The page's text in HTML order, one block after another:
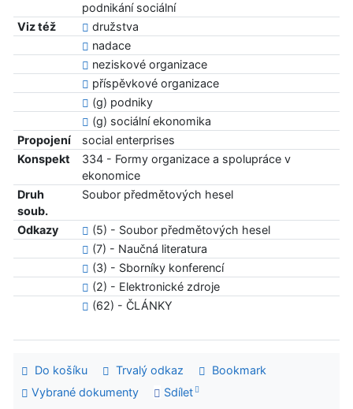
podnikání sociální
Viz též
družstva
nadace
neziskové organizace
příspěvkové organizace
(g) podniky
(g) sociální ekonomika
Propojení
social enterprises
Konspekt
334 - Formy organizace a spolupráce v
ekonomice
Druh
soub.
Soubor předmětových hesel
Odkazy
(5) - Soubor předmětových hesel
(7) - Naučná literatura
(3) - Sborníky konferencí
(2) - Elektronické zdroje
(62) - ČLÁNKY
Do košíku Trvalý odkaz
Bookmark
Vybrané dokumenty
Sdílet